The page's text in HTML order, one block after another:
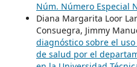
Núm. Número Especial
Diana Margarita Loor
Consuegra, Jimmy
diagnóstico sobre el
de salud por el